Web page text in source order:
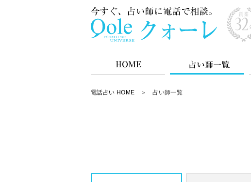
電話占い HOME ＞ 占い師一覧